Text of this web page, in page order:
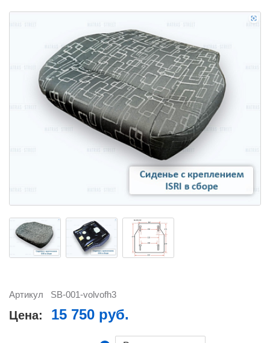
Артикул SB-001-volvofh3
Цена: 15 750 руб.